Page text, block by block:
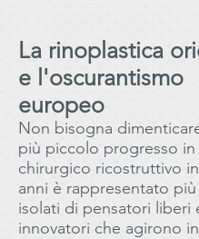
La rinoplastica
e l'oscurantismo
europeo
Non bisogna
più piccolo progresso in
chirurgico ricostruttivo
anni è rappresentato più
isolati di pensatori liberi
innovatori che agirono